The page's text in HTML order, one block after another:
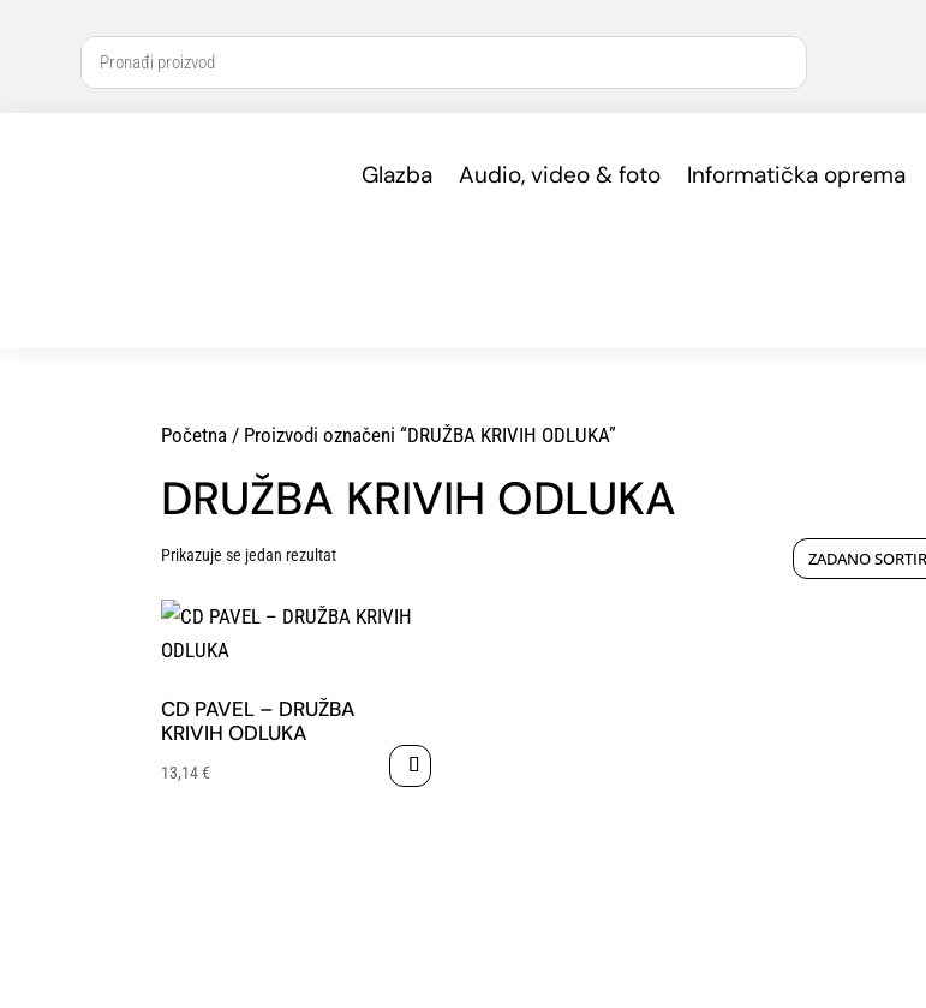
Glazba Audio, video & foto Informatička oprema
Početna / Proizvodi označeni “DRUŽBA KRIVIH ODLUKA”
DRUŽBA KRIVIH ODLUKA
Prikazuje se jedan rezultat
CD PAVEL – DRUŽBA
KRIVIH ODLUKA
13,14€